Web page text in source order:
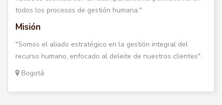
todos los procesos de gestión humana."
Misión
"Somos el aliado estratégico en la gestión integral del
recurso humano, enfocado al deleite de nuestros clientes".
Bogotá